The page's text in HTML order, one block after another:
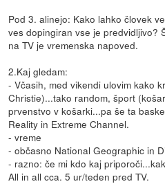
Pod 3. alinejo: Kako lahko človek
ves dopingiran vse je predvidljivo?
na TV je vremenska napoved.
2.Kaj gledam:
- Včasih, med vikendi ulovim kako
Christie)...tako random, šport
prvenstvo v košarki...pa še ta
Reality in Extreme Channel.
- vreme
- občasno National Geographic in
- razno: če mi kdo kaj
All in all cca. 5 ur/teden pred TV.